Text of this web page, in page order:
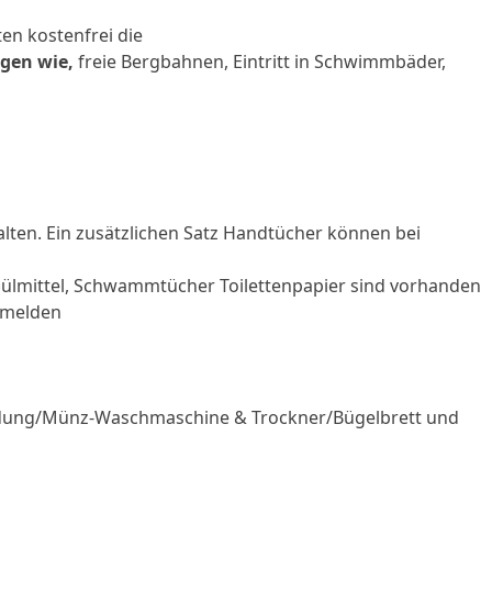
kostenfrei die
wie, freie Bergbahnen, Eintritt in Schwimmbäder,
Ein zusätzlichen Satz Handtücher können bei
Schwammtücher Toilettenpapier sind vorhanden
Münz-Waschmaschine & Trockner/Bügelbrett und